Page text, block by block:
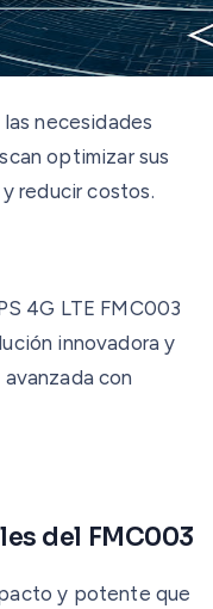
necesidades
optimizar sus
reducir costos.
4G LTE FMC003
innovadora y
con
del FMC003
y potente que